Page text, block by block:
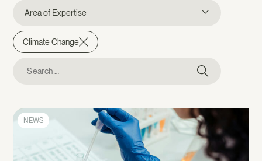
Area of Expertise
Climate Change
NEWS